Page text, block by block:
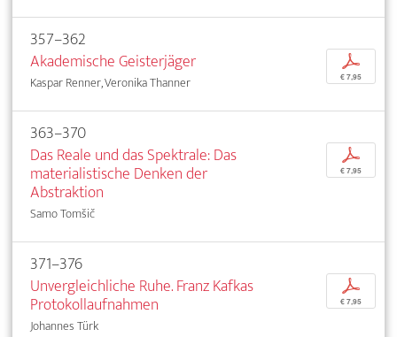
357–362
Akademische Geisterjäger
Kaspar Renner, Veronika Thanner
p
€ 7,95
363–370
Das Reale und das Spektrale: Das
materialistische Denken der
Abstraktion
Samo Tomšič
p
€ 7,95
371–376
Unvergleichliche Ruhe. Franz Kafkas
Protokollaufnahmen
Johannes Türk
p
€ 7,95